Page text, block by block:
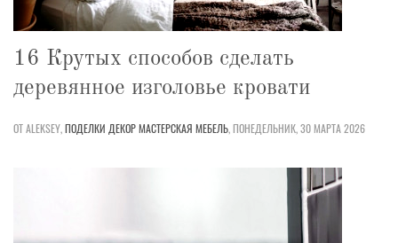
16 Крутых способов сделать
деревянное изголовье кровати
ОТ ALEKSEY,ПОДЕЛКИ ДЕКОРМАСТЕРСКАЯ МЕБЕЛЬ,ПОНЕДЕЛЬНИК, 30 МАРТА 2026